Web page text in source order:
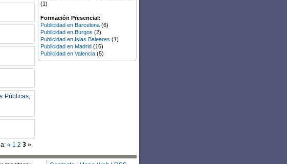
(1)
Formación Presencial:
Publicidad en Barcelona (6)
Publicidad en Burgos (2)
Publicidad en Islas Baleares (1)
Publicidad en Madrid (16)
Publicidad en Valencia (5)
Públicas,
« 1 2 3 »